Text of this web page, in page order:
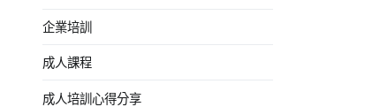
企業培訓
成人課程
成人培訓心得分享